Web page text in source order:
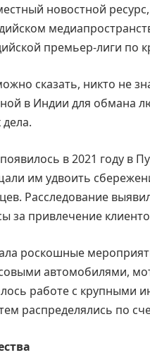
новостной ресурс,
премьер-лиги по
сказать, никто не
в Индии для обмана
в 2021 году в
им удвоить
Расследование
за привлечение
роскошные
автомобилями,
работе с крупными
распределялись по